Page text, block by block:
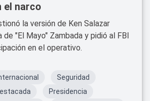
el narco
la versión de Ken Salazar
"El Mayo" Zambada y pidió al FBI
en el operativo.
Seguridad
Presidencia